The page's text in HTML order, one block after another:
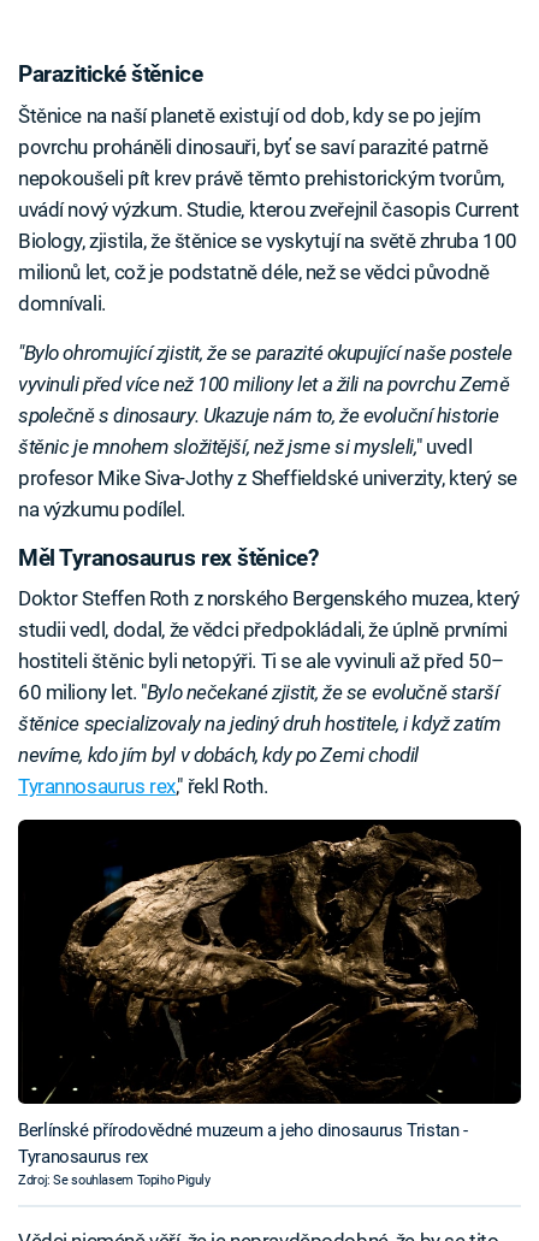
Parazitické štěnice
Štěnice na naší planetě existují od dob, kdy se po jejím
povrchu proháněli dinosauři, byť se saví parazité patrně
nepokoušeli pít krev právě těmto prehistorickým tvorům,
uvádí nový výzkum. Studie, kterou zveřejnil časopis Current
Biology, zjistila, že štěnice se vyskytují na světě zhruba 100
milionů let, což je podstatně déle, než se vědci původně
domnívali.
"Bylo ohromující zjistit, že se parazité okupující naše postele
vyvinuli před více než 100 miliony let a žili na povrchu Země
společně s dinosaury. Ukazuje nám to, že evoluční historie
štěnic je mnohem složitější, než jsme si mysleli," uvedl
profesor Mike Siva-Jothy z Sheffieldské univerzity, který se
na výzkumu podílel.
Měl Tyranosaurus rex štěnice?
Doktor Steffen Roth z norského Bergenského muzea, který
studii vedl, dodal, že vědci předpokládali, že úplně prvními
hostiteli štěnic byli netopýři. Ti se ale vyvinuli až před 50–
60 miliony let. "Bylo nečekané zjistit, že se evolučně starší
štěnice specializovaly na jediný druh hostitele, i když zatím
nevíme, kdo jím byl v dobách, kdy po Zemi chodil
Tyrannosaurus rex," řekl Roth.
Berlínské přírodovědné muzeum a jeho dinosaurus Tristan -
Tyranosaurus rex
Zdroj: Se souhlasem Topiho Piguly